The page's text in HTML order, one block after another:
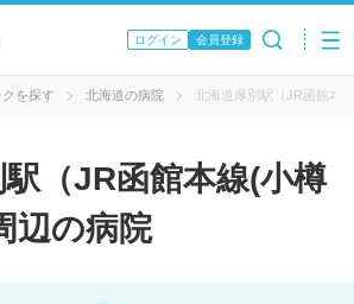
ログイン 会員登録
を探す 北海道の病院 北海道厚別駅（JR函館本
（JR函館本線(小樽
辺の病院